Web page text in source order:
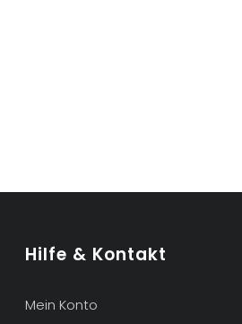
Hilfe & Kontakt
Mein Konto